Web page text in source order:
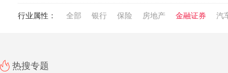
行业属性： 全部 银行 保险 房地产 金融证券 汽
热搜专题